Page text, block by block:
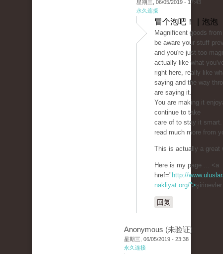
星期三, 06/05/2019 - 17:43
永久连接
冒个泡吧！ | 泡泡
Magnificent goods
be aware your stuff
and you're just too
actually like what
right here, really like
saying and the way
are saying it.
You are making it
continue to take
care of to stay it
read much more from
This is actually a great
Here is my page ... <a
href=" http://
nakliyat.org/">
回复
Anonymous (未验证)
星期三, 06/05/2019 - 23:38
永久连接